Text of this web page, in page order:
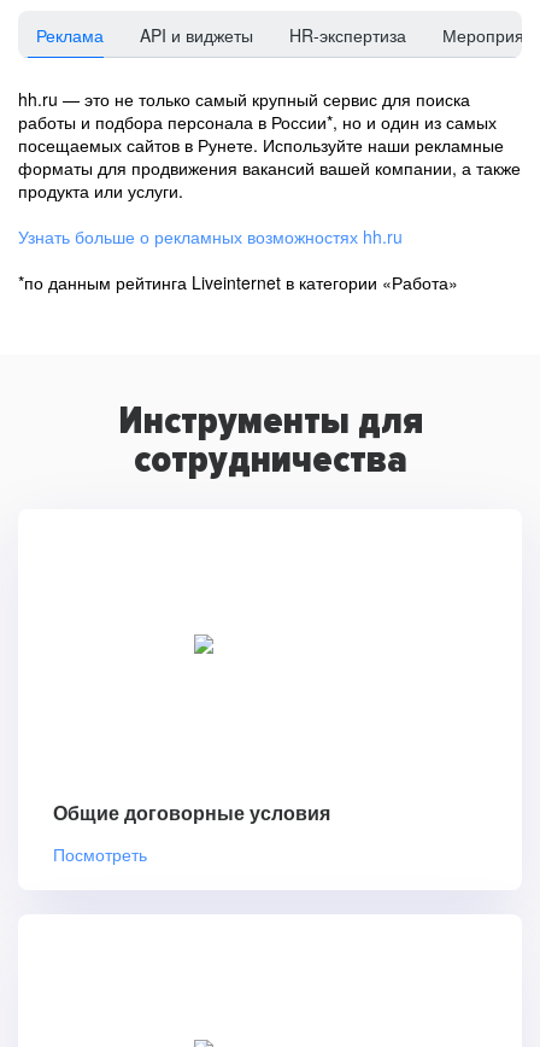
Реклама API и виджеты HR-экспертиза
hh.ru — это не только самый крупный сервис для поиска
работы и подбора персонала в России*, но и один из самых
посещаемых сайтов в Рунете. Используйте наши рекламные
форматы для продвижения вакансий вашей компании, а также
продукта или услуги.
Узнать больше о рекламных возможностях hh.ru
*по данным рейтинга Liveinternet в категории «Работа»
Инструменты для
сотрудничества
Общие договорные условия
Посмотреть